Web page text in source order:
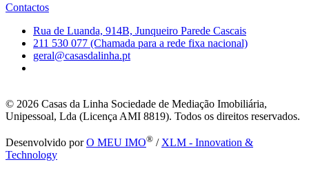
Contactos
Rua de Luanda, 914B, Junqueiro Parede Cascais
211 530 077 (Chamada para a rede fixa nacional)
geral@casasdalinha.pt
© 2026 Casas da Linha Sociedade de Mediação Imobiliária,
Unipessoal, Lda (Licença AMI 8819). Todos os direitos reservados.
Desenvolvido porO MEU IMO® / XLM - Innovation &
Technology